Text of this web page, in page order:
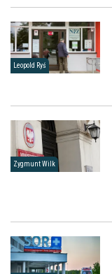
Leopold Ryś
Zygmunt Wilk